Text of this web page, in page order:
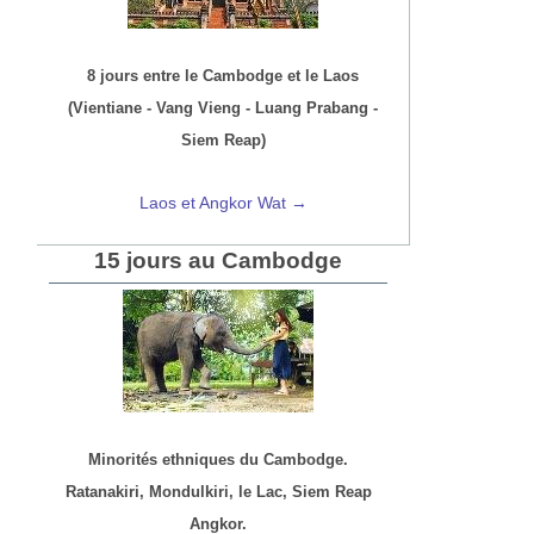
8 jours entre le Cambodge et le Laos
(Vientiane - Vang Vieng - Luang Prabang -
Siem Reap)
Laos et Angkor Wat →
15 jours au Cambodge
Minorités ethniques du Cambodge.
Ratanakiri, Mondulkiri, le Lac, Siem Reap
Angkor.